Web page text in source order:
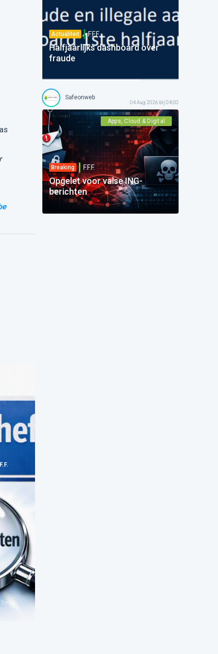
2min
Actualiteit F.F.F.
Halfjaarlijks dashboard over
fraude
Safeonweb
04 Aug 2026 bij 04:00
Apps, Cloud & Digital
Breaking F.F.F.
Opgelet voor valse ING-
berichten